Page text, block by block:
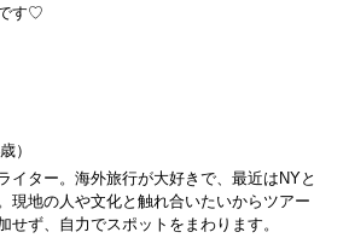
す♡
）
イター。海外旅行が大好きで、最近はNYと
現地の人や文化と触れ合いたいからツアー
せず、自力でスポットをまわります。